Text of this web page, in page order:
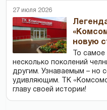
27 июля 2026
новую
То
несколько поколений
другим. Узнаваемым – но
удивляющим. ТК
главу своей истории!